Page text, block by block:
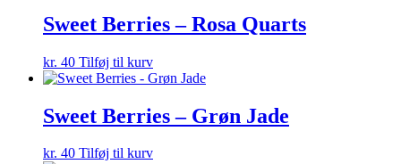
Sweet Berries – Rosa Quarts
kr. 40 Tilføj til kurv
Sweet Berries – Grøn Jade
kr. 40 Tilføj til kurv